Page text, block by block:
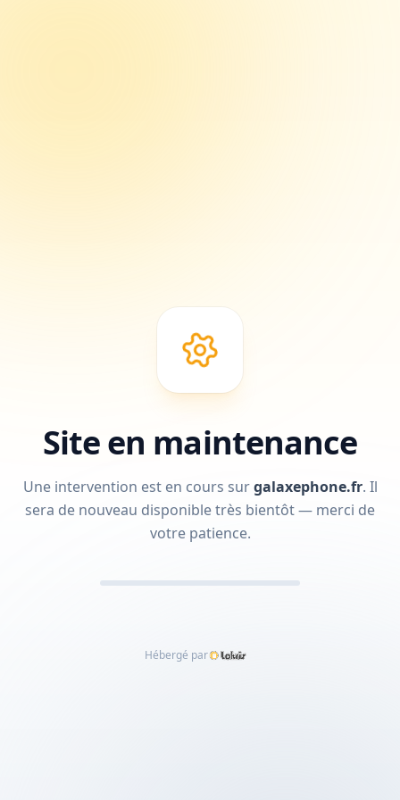
Site en maintenance
Une intervention est en cours surgalaxephone.fr. Il
sera de nouveau disponible très bientôt — merci de
votre patience.
Hébergé par